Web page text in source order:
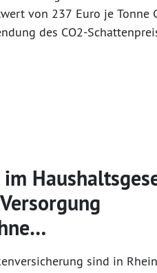
von 237 Euro je Tonne
des CO2-
wird. Zudem ist das für
ermächtigt, im
zu erlassen. Der
der öffentlichen Hand
und die
sind in